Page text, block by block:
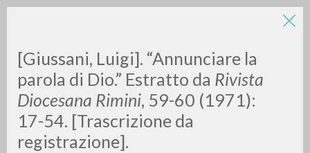
[Giussani, Luigi]. “Annunciare la
parola di Dio.” Estratto da Rivista
Diocesana Rimini, 59-60 (1971):
17-54. [Trascrizione da
registrazione].
LUIGI
GIUSSANI